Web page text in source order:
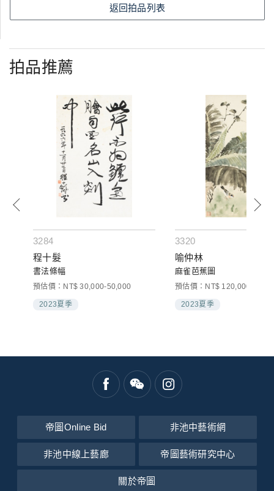
返回拍品列表
拍品推薦
3284
程十髮
書法條幅
預估價：NT$ 30,000-50,000
2023夏季
3320
喻仲林
麻雀芭蕉圖
預估價：NT$ 120,000-
2023夏季
帝圖Online Bid 非池中藝術網
非池中線上藝廊 帝圖藝術研究中心
關於帝圖